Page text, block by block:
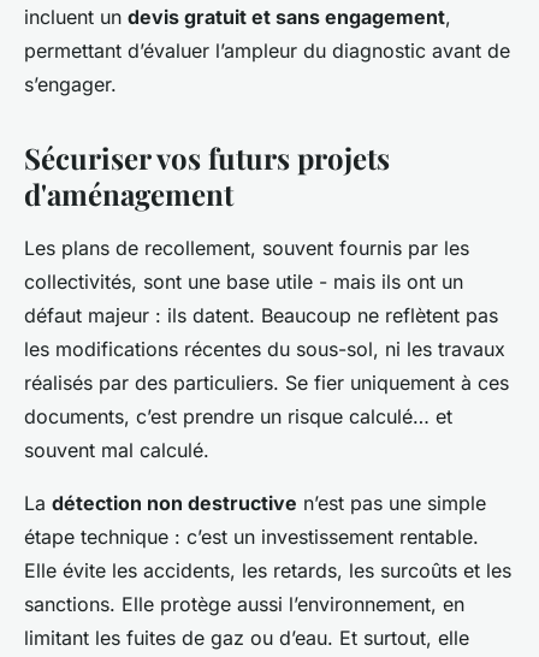
incluent un devis gratuit et sans engagement,
permettant d’évaluer l’ampleur du diagnostic avant de
s’engager.
Sécuriser vos futurs projets
d'aménagement
Les plans de recollement, souvent fournis par les
collectivités, sont une base utile - mais ils ont un
défaut majeur : ils datent. Beaucoup ne reflètent pas
les modifications récentes du sous-sol, ni les travaux
réalisés par des particuliers. Se fier uniquement à ces
documents, c’est prendre un risque calculé… et
souvent mal calculé.
La détection non destructive n’est pas une simple
étape technique : c’est un investissement rentable.
Elle évite les accidents, les retards, les surcoûts et les
sanctions. Elle protège aussi l’environnement, en
limitant les fuites de gaz ou d’eau. Et surtout, elle